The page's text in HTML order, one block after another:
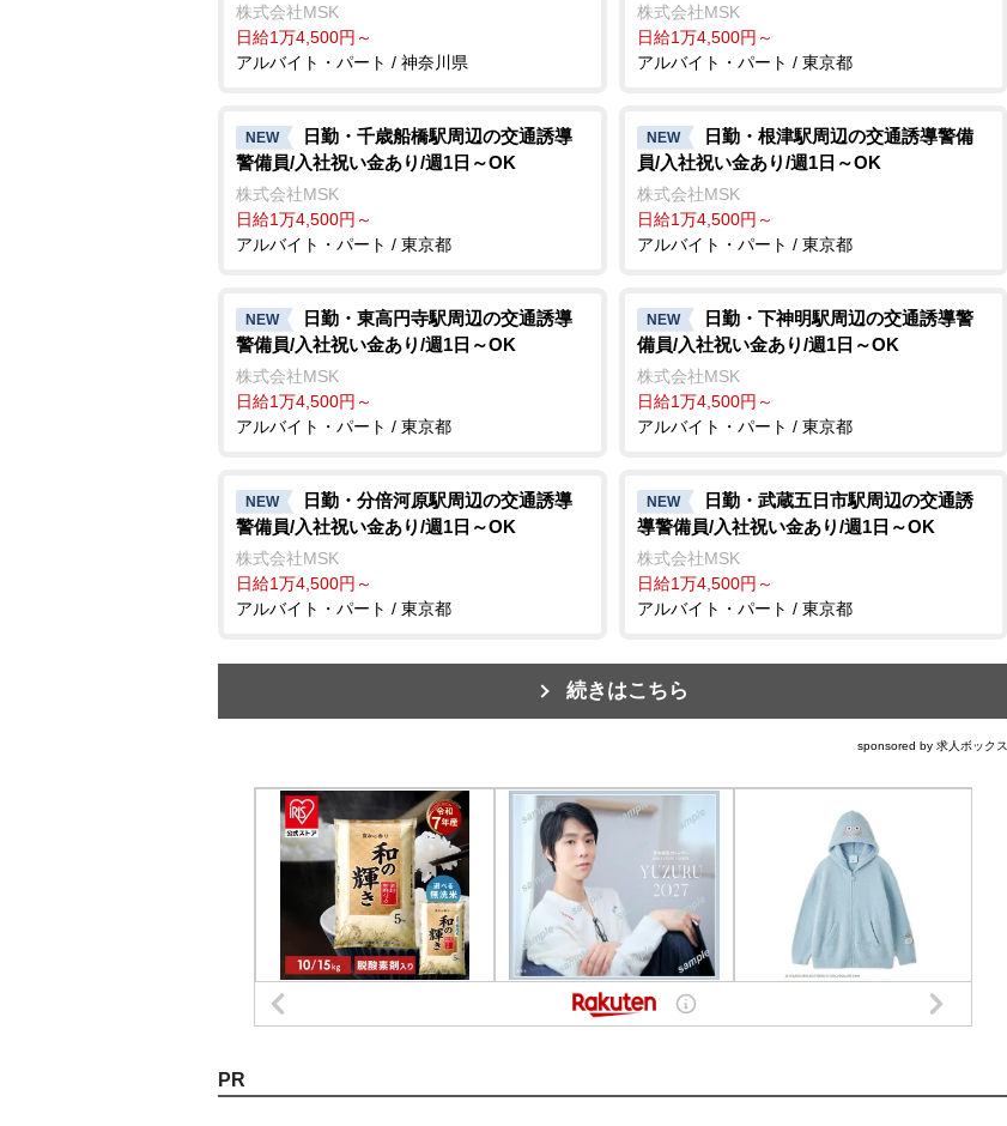
株式会社MSK
日給1万4,500円～
アルバイト・パート / 神奈川県
株式会社MSK
日給1万4,500円～
アルバイト・パート / 東京都
NEW
日勤・千歳船橋駅周辺の交通誘導
警備員/入社祝い金あり/週1日～OK
株式会社MSK
日給1万4,500円～
アルバイト・パート / 東京都
NEW
日勤・根津駅周辺の交通誘導警備
員/入社祝い金あり/週1日～OK
株式会社MSK
日給1万4,500円～
アルバイト・パート / 東京都
NEW
日勤・東高円寺駅周辺の交通誘導
警備員/入社祝い金あり/週1日～OK
株式会社MSK
日給1万4,500円～
アルバイト・パート / 東京都
NEW
日勤・下神明駅周辺の交通誘導警
備員/入社祝い金あり/週1日～OK
株式会社MSK
日給1万4,500円～
アルバイト・パート / 東京都
NEW
日勤・分倍河原駅周辺の交通誘導
警備員/入社祝い金あり/週1日～OK
株式会社MSK
日給1万4,500円～
アルバイト・パート / 東京都
NEW
日勤・武蔵五日市駅周辺の交通誘
導警備員/入社祝い金あり/週1日～OK
株式会社MSK
日給1万4,500円～
アルバイト・パート / 東京都
続きはこちら
sponsored by 求人ボックス
PR